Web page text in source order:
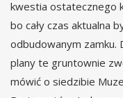
kwestia ostatecznego
bo cały czas aktualna
odbudowanym zamku.
plany te gruntownie
mówić o siedzibie